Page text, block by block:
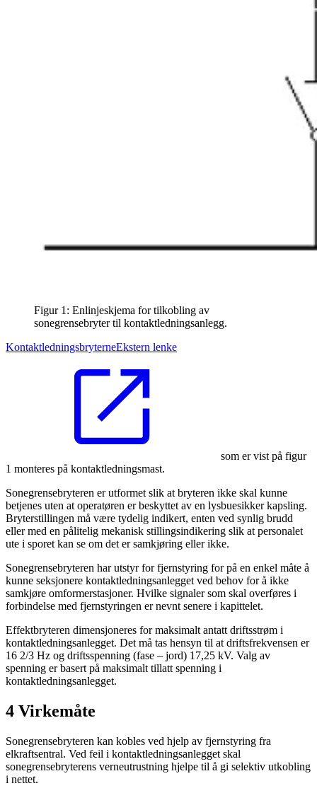
Figur 1: Enlinjeskjema for tilkobling av
sonegrensebryter til kontaktledningsanlegg.
KontaktledningsbryterneEkstern lenke
som er vist på figur
1 monteres på kontaktledningsmast.
Sonegrensebryteren er utformet slik at bryteren ikke skal kunne
betjenes uten at operatøren er beskyttet av en lysbuesikker kapsling.
Bryterstillingen må være tydelig indikert, enten ved synlig brudd
eller med en pålitelig mekanisk stillingsindikering slik at personalet
ute i sporet kan se om det er samkjøring eller ikke.
Sonegrensebryteren har utstyr for fjernstyring for på en enkel måte å
kunne seksjonere kontaktledningsanlegget ved behov for å ikke
samkjøre omformerstasjoner. Hvilke signaler som skal overføres i
forbindelse med fjernstyringen er nevnt senere i kapittelet.
Effektbryteren dimensjoneres for maksimalt antatt driftsstrøm i
kontaktledningsanlegget. Det må tas hensyn til at driftsfrekvensen er
16 2/3 Hz og driftsspenning (fase – jord) 17,25 kV. Valg av
spenning er basert på maksimalt tillatt spenning i
kontaktledningsanlegget.
4 Virkemåte
Sonegrensebryteren kan kobles ved hjelp av fjernstyring fra
elkraftsentral. Ved feil i kontaktledningsanlegget skal
sonegrensebryterens verneutrustning hjelpe til å gi selektiv utkobling
i nettet.